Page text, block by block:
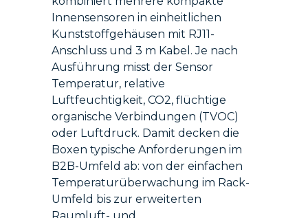
Innensensoren in einheitlichen
Kunststoffgehäusen mit RJ11-
Anschluss und 3 m Kabel. Je nach
Ausführung misst der Sensor
Temperatur, relative
Luftfeuchtigkeit, CO2, flüchtige
organische Verbindungen (TVOC)
oder Luftdruck. Damit decken die
Boxen typische Anforderungen im
B2B-Umfeld ab: von der einfachen
Temperaturüberwachung im Rack-
Umfeld bis zur erweiterten